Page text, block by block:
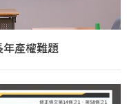
產權難題